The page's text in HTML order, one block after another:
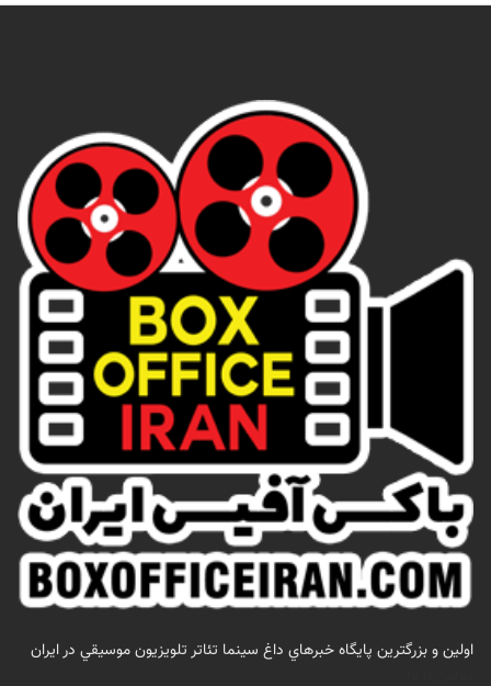
اولين و بزرگترين پايگاه خبرهاي داغ سينما تئاتر تلويزيون موسيقي در ايران